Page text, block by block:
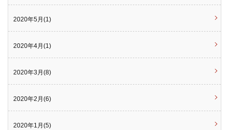
2020年5月(1)
2020年4月(1)
2020年3月(8)
2020年2月(6)
2020年1月(5)